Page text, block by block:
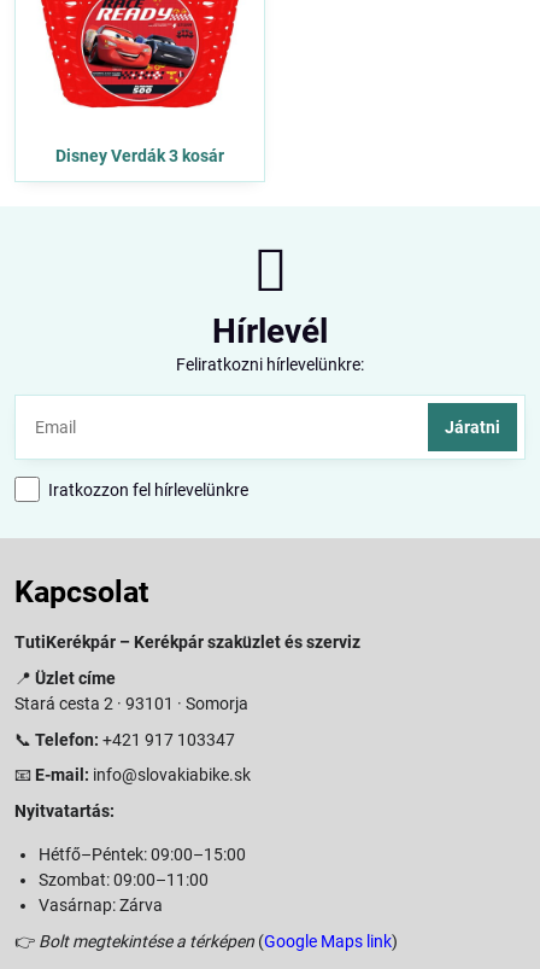
Disney Verdák 3 kosár
Hírlevél
Feliratkozni hírlevelünkre:
Járatni
Iratkozzon fel hírlevelünkre
Kapcsolat
TutiKerékpár – Kerékpár szaküzlet és szerviz
📍 Üzlet címe
Stará cesta 2 · 93101 · Somorja
📞 Telefon: +421 917 103347
📧 E-mail: info@slovakiabike.sk
Nyitvatartás:
Hétfő–Péntek: 09:00–15:00
Szombat: 09:00–11:00
Vasárnap: Zárva
👉 Bolt megtekintése a térképen (Google Maps link)